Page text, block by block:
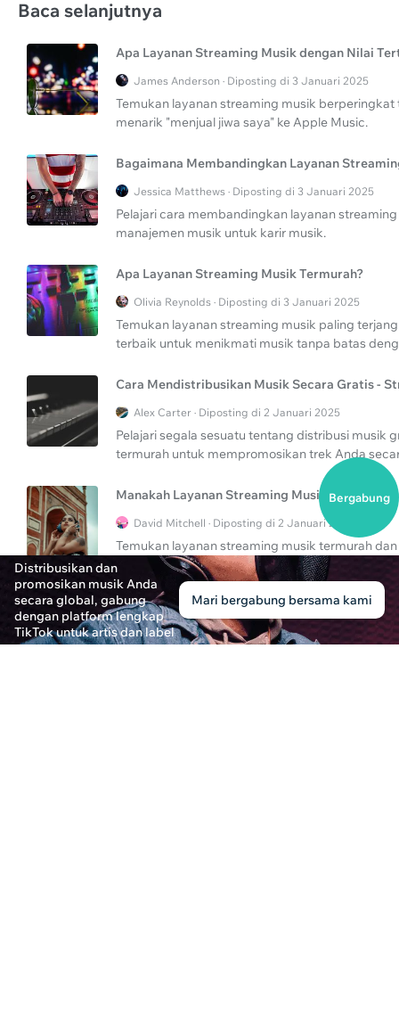
Baca selanjutnya
Apa Layanan Streaming Musik dengan Nilai
James Anderson · Diposting di 3 Januari 2025
Temukan layanan streaming musik
menarik "menjual jiwa saya" ke Apple Music.
Bagaimana Membandingkan Layanan
Jessica Matthews · Diposting di 3 Januari 2025
Pelajari cara membandingkan layanan
manajemen musik untuk karir musik.
Apa Layanan Streaming Musik Termurah?
Olivia Reynolds · Diposting di 3 Januari 2025
Temukan layanan streaming musik paling
terbaik untuk menikmati musik tanpa batas
Cara Mendistribusikan Musik Secara Gratis -
Alex Carter · Diposting di 2 Januari 2025
Pelajari segala sesuatu tentang distribusi musik
termurah untuk mempromosikan trek Anda
Manakah Layanan Streaming Musik Termurah?
David Mitchell · Diposting di 2 Januari 2025
Temukan layanan streaming musik termurah
panduan komprehensif ini.
Apa Layanan Streaming Musik Gratis
James Carter · Diposting di 3 Januari 2025
Distribusikan dan
promosikan musik Anda
secara global, gabung
dengan platform lengkap
TikTok untuk artis dan label
Mari bergabung bersama kami
Bergabung